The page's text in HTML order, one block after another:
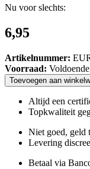
Nu voor slechts:
6,95
Artikelnummer:
Voorraad:
Toevoegen aan
Altijd een
Topkwaliteit
Niet goed, geld
Levering
Betaal via